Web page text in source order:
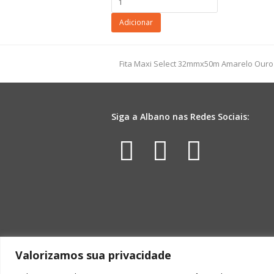
Valorizamos sua privacidade
Faixa
Coroa
300g
quantidade
Adicionar
previous
Fita Maxi Select 32mmx50m Amarelo Ouro
Siga a Albano nas Redes Sociais:
Facebook